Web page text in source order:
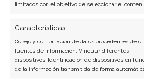
limitados con el objetivo de seleccionar el
Características
Cotejo y combinación de datos procedentes de
fuentes de información, Vincular diferentes
dispositivos, Identificación de dispositivos en
de la información transmitida de forma